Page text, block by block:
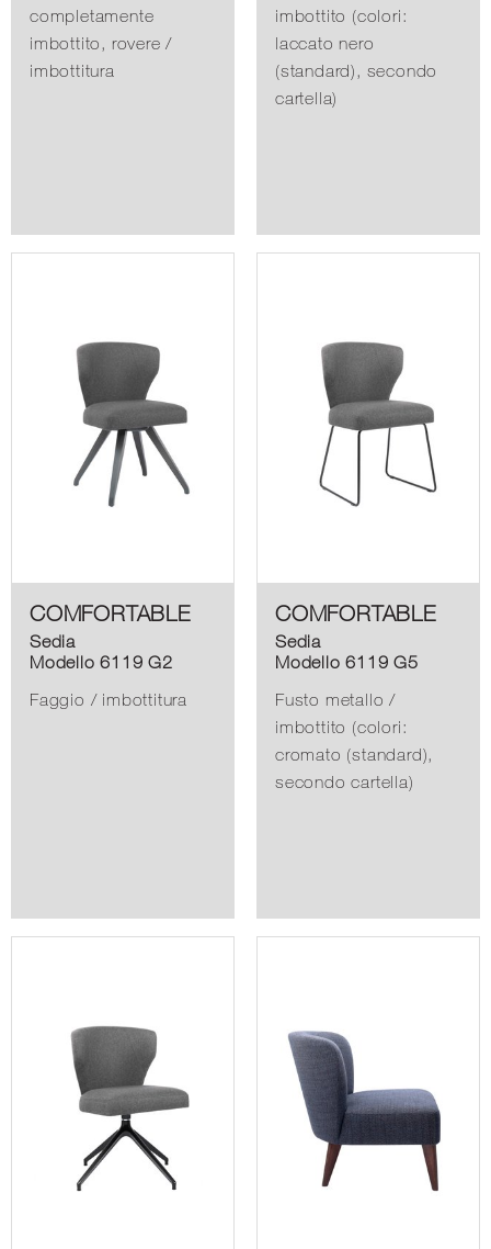
completamente
imbottito, rovere /
imbottitura
imbottito (colori:
laccato nero
(standard), secondo
cartella)
COMFORTABLE
Sedia
Modello 6119 G2
Faggio / imbottitura
COMFORTABLE
Sedia
Modello 6119 G5
Fusto metallo /
imbottito (colori:
cromato (standard),
secondo cartella)